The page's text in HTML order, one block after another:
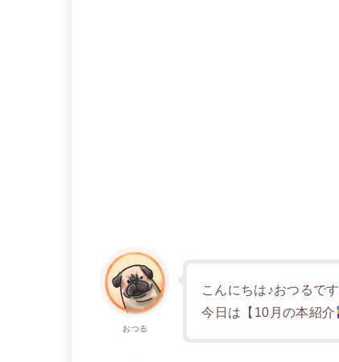
おつる
こんにちは♪おつるです
今日は【10月の本紹介